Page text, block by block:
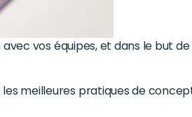
vos équipes, et dans le but
meilleures pratiques de